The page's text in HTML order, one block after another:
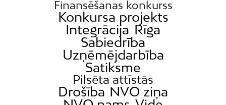
Finansēšanas konkurss
Konkursa projekts
Integrācija Rīga
Sabiedrība
Uzņēmējdarbība
Satiksme
Pilsēta attīstās
Drošība NVO ziņa